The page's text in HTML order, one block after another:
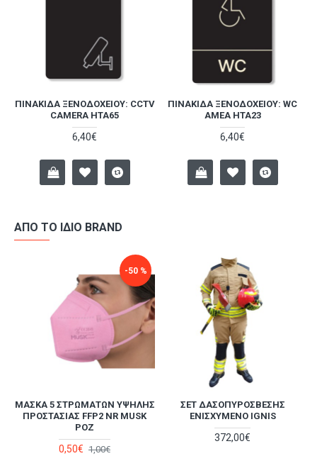
ΠΙΝΑΚΊΔΑ ΞΕΝΟΔΟΧΕΊΟΥ: CCTV
CAMERA HTA65
6,40€
ΠΙΝΑΚΊΔΑ ΞΕΝΟΔΟΧΕΊΟΥ: WC
ΑΜΕΑ HTA23
6,40€
ΑΠΌ ΤΟ ΊΔΙΟ BRAND
-50 %
ΜΆΣΚΑ 5 ΣΤΡΩΜΆΤΩΝ ΥΨΗΛΉΣ
ΠΡΟΣΤΑΣΊΑΣ FFP2 NR MUSK
ΡΟΖ
0,50€ 1,00€
ΣΕΤ ΔΑΣΟΠΥΡΌΣΒΕΣΗΣ
ΕΝΙΣΧΥΜΈΝΟ IGNIS
372,00€